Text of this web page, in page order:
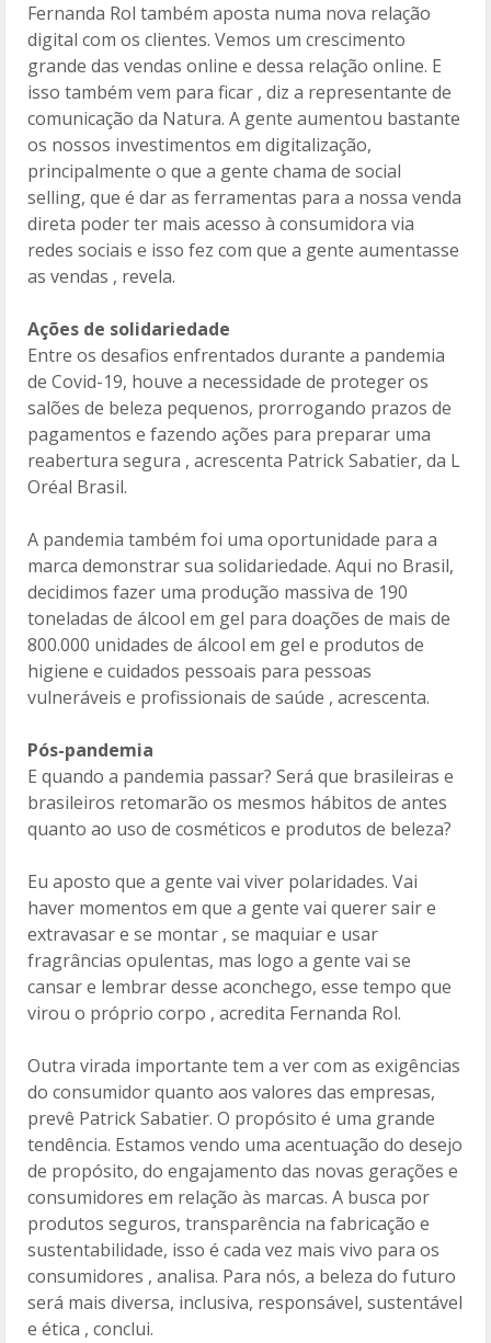
Fernanda Rol também aposta numa nova relação
digital com os clientes. Vemos um crescimento
grande das vendas online e dessa relação online. E
isso também vem para ficar , diz a representante de
comunicação da Natura. A gente aumentou bastante
os nossos investimentos em digitalização,
principalmente o que a gente chama de social
selling, que é dar as ferramentas para a nossa venda
direta poder ter mais acesso à consumidora via
redes sociais e isso fez com que a gente aumentasse
as vendas , revela.
Ações de solidariedade
Entre os desafios enfrentados durante a pandemia
de Covid-19, houve a necessidade de proteger os
salões de beleza pequenos, prorrogando prazos de
pagamentos e fazendo ações para preparar uma
reabertura segura , acrescenta Patrick Sabatier, da L
Oréal Brasil.
A pandemia também foi uma oportunidade para a
marca demonstrar sua solidariedade. Aqui no Brasil,
decidimos fazer uma produção massiva de 190
toneladas de álcool em gel para doações de mais de
800.000 unidades de álcool em gel e produtos de
higiene e cuidados pessoais para pessoas
vulneráveis e profissionais de saúde , acrescenta.
Pós-pandemia
E quando a pandemia passar? Será que brasileiras e
brasileiros retomarão os mesmos hábitos de antes
quanto ao uso de cosméticos e produtos de beleza?
Eu aposto que a gente vai viver polaridades. Vai
haver momentos em que a gente vai querer sair e
extravasar e se montar , se maquiar e usar
fragrâncias opulentas, mas logo a gente vai se
cansar e lembrar desse aconchego, esse tempo que
virou o próprio corpo , acredita Fernanda Rol.
Outra virada importante tem a ver com as exigências
do consumidor quanto aos valores das empresas,
prevê Patrick Sabatier. O propósito é uma grande
tendência. Estamos vendo uma acentuação do desejo
de propósito, do engajamento das novas gerações e
consumidores em relação às marcas. A busca por
produtos seguros, transparência na fabricação e
sustentabilidade, isso é cada vez mais vivo para os
consumidores , analisa. Para nós, a beleza do futuro
será mais diversa, inclusiva, responsável, sustentável
e ética , conclui.